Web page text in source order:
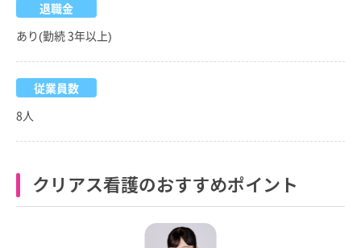
退職金
あり(勤続 3年以上)
従業員数
8人
クリアス看護のおすすめポイント